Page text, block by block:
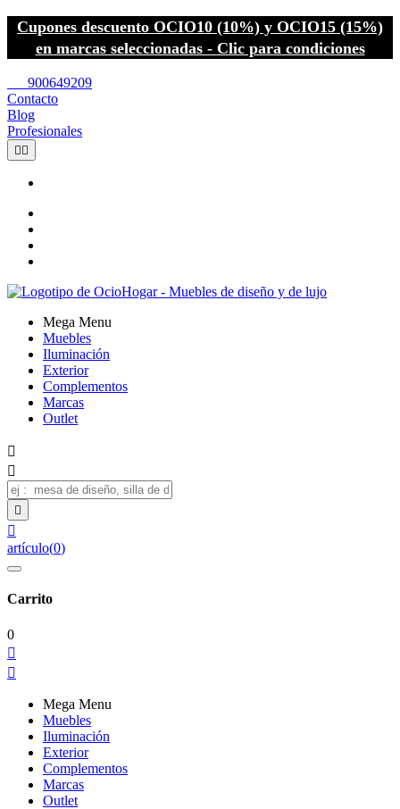
Cupones descuento OCIO10 (10%) y OCIO15 (15%)
en marcas seleccionadas - Clic para condiciones
900649209
Contacto
Blog
Profesionales
 
Mega Menu
Muebles
Iluminación
Exterior
Complementos
Marcas
Outlet




artículo(0)
Carrito
0


Mega Menu
Muebles
Iluminación
Exterior
Complementos
Marcas
Outlet